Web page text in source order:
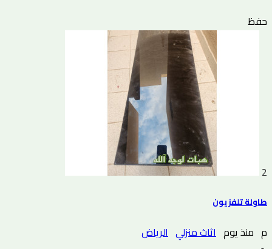
حفظ
2
طاولة تلفزيون
م منذ يوم اثاث منزلي الرياض